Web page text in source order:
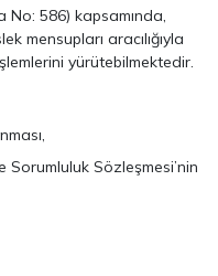
No: 586) kapsamında,
mensupları aracılığıyla
yürütebilmektedir.
Sorumluluk Sözleşmesi’nin